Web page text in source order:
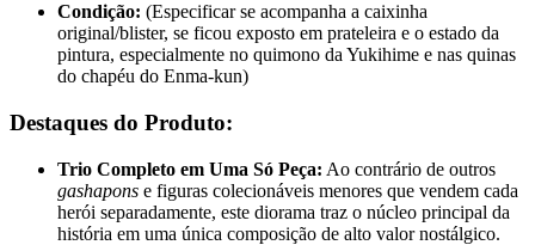
Condição: (Especificar se acompanha a caixinha
original/blister, se ficou exposto em prateleira e o estado da
pintura, especialmente no quimono da Yukihime e nas quinas
do chapéu do Enma-kun)
Destaques do Produto:
Trio Completo em Uma Só Peça: Ao contrário de outros
gashapons e figuras colecionáveis menores que vendem cada
herói separadamente, este diorama traz o núcleo principal da
história em uma única composição de alto valor nostálgico.